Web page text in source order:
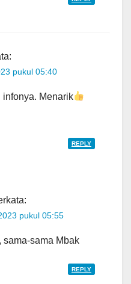
pukul 05:40
infonya. Menarik
REPLY
pukul 05:55
sama-sama Mbak
REPLY